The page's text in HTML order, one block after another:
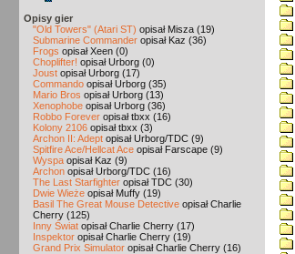
Opisy gier
"Old Towers" (Atari ST) opisał Misza (19)
Submarine Commander opisał Kaz (36)
Frogs opisał Xeen (0)
Choplifter! opisał Urborg (0)
Joust opisał Urborg (17)
Commando opisał Urborg (35)
Mario Bros opisał Urborg (13)
Xenophobe opisał Urborg (36)
Robbo Forever opisał tbxx (16)
Kolony 2106 opisał tbxx (3)
Archon II: Adept opisał Urborg/TDC (9)
Spitfire Ace/Hellcat Ace opisał Farscape (9)
Wyspa opisał Kaz (9)
Archon opisał Urborg/TDC (16)
The Last Starfighter opisał TDC (30)
Dwie Wieże opisał Muffy (19)
Basil The Great Mouse Detective opisał Charlie
Cherry (125)
Inny Świat opisał Charlie Cherry (17)
Inspektor opisał Charlie Cherry (19)
Grand Prix Simulator opisał Charlie Cherry (16)